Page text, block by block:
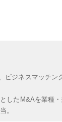
ジネスマッチン
したM&Aを業種・
。